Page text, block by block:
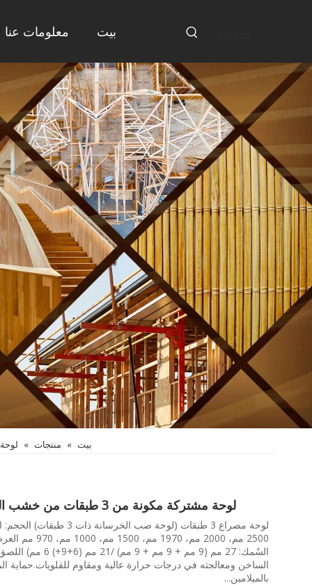
بيت معلومات عنا
بيت » منتجات »
لوحة مشتركة مكونة من 3 طبقات من خشب الصنوبر الأصفر
السُمك: 27 مم (9 مم + 9 مم
الساخن ومعالجته في درجات حرارة عالية ومقاوم للقلويات.حماية
بالميلامين...